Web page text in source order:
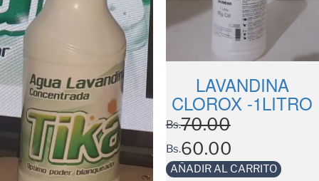
LAVANDINA
CLOROX -1LITRO
Bs.70.00
Bs.60.00
AÑADIR AL CARRITO